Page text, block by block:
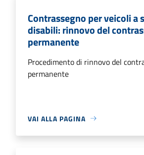
Contrassegno per veicoli a
disabili: rinnovo del
permanente
Procedimento di rinnovo del
permanente
VAI ALLA PAGINA